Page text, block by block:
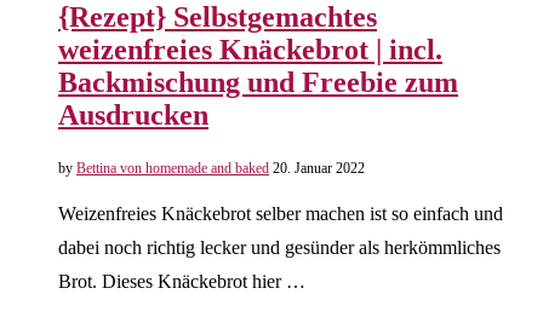
{Rezept} Selbstgemachtes
weizenfreies Knäckebrot | incl.
Backmischung und Freebie zum
Ausdrucken
by Bettina von homemade and baked 20. Januar 2022
Weizenfreies Knäckebrot selber machen ist so einfach und
dabei noch richtig lecker und gesünder als herkömmliches
Brot. Dieses Knäckebrot hier …